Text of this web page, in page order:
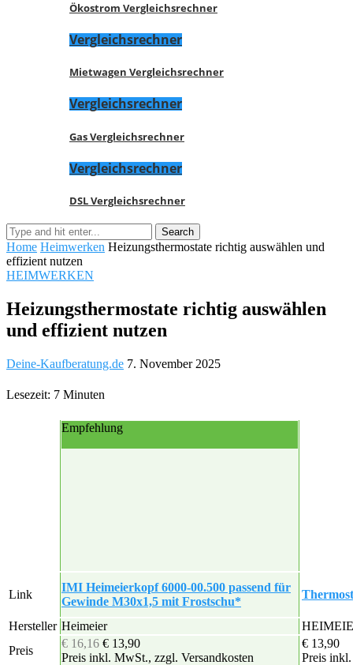
Ökostrom Vergleichsrechner
Vergleichsrechner
Mietwagen Vergleichsrechner
Vergleichsrechner
Gas Vergleichsrechner
Vergleichsrechner
DSL Vergleichsrechner
Home Heimwerken Heizungsthermostate richtig auswählen und
effizient nutzen
HEIMWERKEN
Heizungsthermostate richtig auswählen
und effizient nutzen
Deine-Kaufberatung.de 7. November 2025
Lesezeit: 7 Minuten
Empfehlung
Link
IMI Heimeierkopf 6000-00.500 passend für
Gewinde M30x1,5 mit Frostschu*
Hersteller Heimeier
Preis
€ 16,16 € 13,90
Preis inkl. MwSt., zzgl. Versandkosten
€ 13,90
Preis